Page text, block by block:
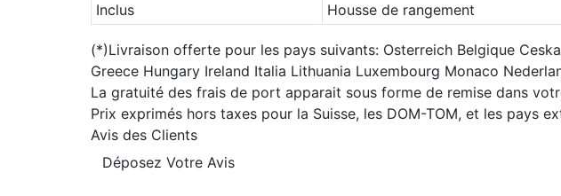
Inclus
Housse de rangement
(*)Livraison offerte pour les pays suivants: Osterreich Belgique
Greece Hungary Ireland Italia Lithuania Luxembourg Monaco
La gratuité des frais de port apparait sous forme de remise dans
Prix exprimés hors taxes pour la Suisse, les DOM-TOM, et les pays
Avis des Clients
Déposez Votre Avis